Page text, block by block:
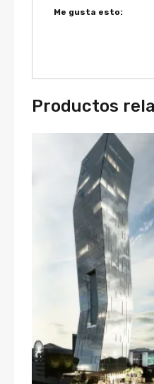
Me gusta esto:
Productos